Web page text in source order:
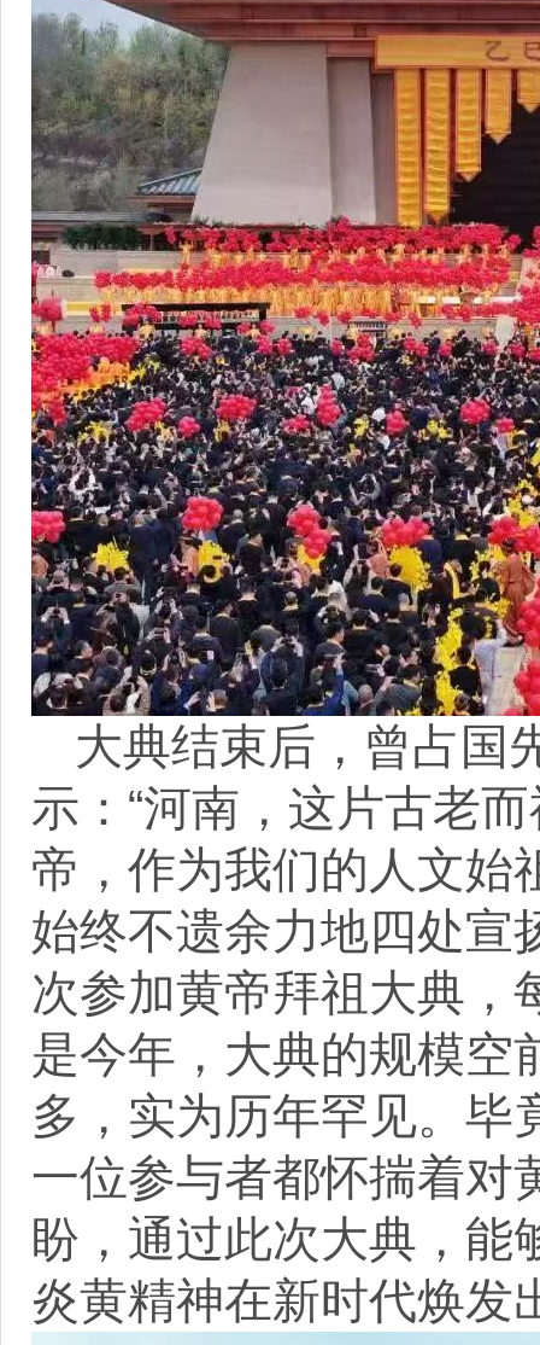
大典结束后，曾占国
示：“河南，这片古老
帝，作为我们的人文始
始终不遗余力地四处宣
次参加黄帝拜祖大典，
是今年，大典的规模空
多，实为历年罕见。毕
一位参与者都怀揣着对
盼，通过此次大典，能
炎黄精神在新时代焕发